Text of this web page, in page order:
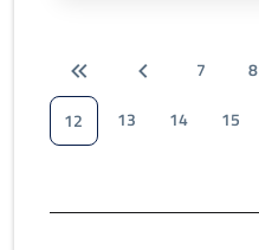
7 8
12
13 14 15